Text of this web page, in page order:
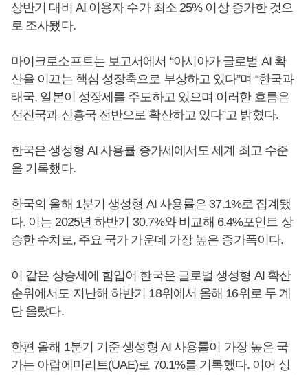
상반기 대비 AI 이용자 수가 최소 25% 이상 증가한 것으
로 조사됐다.
마이크로소프트는 보고서에서 “아시아가 글로벌 AI 확
산을 이끄는 핵심 성장축으로 부상하고 있다”며 “한국과
태국, 일본이 성장세를 주도하고 있으며 이러한 흐름은
선진국과 신흥국 전반으로 확산하고 있다”고 밝혔다.
한국은 생성형 AI 사용률 증가세에서도 세계 최고 수준
을 기록했다.
한국의 올해 1분기 생성형 AI 사용률은 37.1%로 집계됐
다. 이는 2025년 하반기 30.7%와 비교해 6.4%포인트 상
승한 수치로, 주요 국가 가운데 가장 높은 증가폭이다.
이 같은 상승세에 힘입어 한국은 글로벌 생성형 AI 확산
순위에서도 지난해 하반기 18위에서 올해 16위로 두 계
단 올랐다.
한편 올해 1분기 기준 생성형 AI 사용률이 가장 높은 국
가는 아랍에미리트(UAE)로 70.1%를 기록했다. 이어 싱